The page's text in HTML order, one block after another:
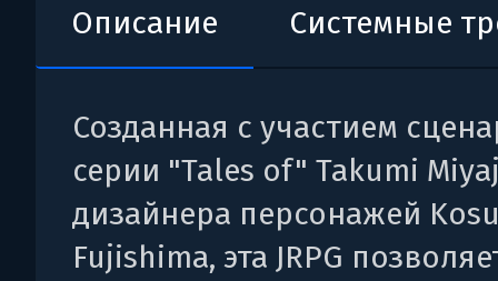
Описание Системные
Созданная с участием
серии "Tales of" Takumi
дизайнера персонажей
Fujishima, эта JRPG